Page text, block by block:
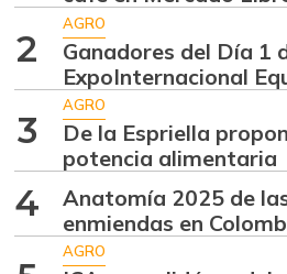
Ajo
07/25/2026
Ají dulce
01/17/2015
Ají topito dulce
07/25/2026
Alas de pollo sin
2
AGRO
Ganadores del Día 1
ExpoInternacional
3
AGRO
De la Espriella
potencia alimentaria
4
Anatomía 2025 de
enmiendas en
AGRO